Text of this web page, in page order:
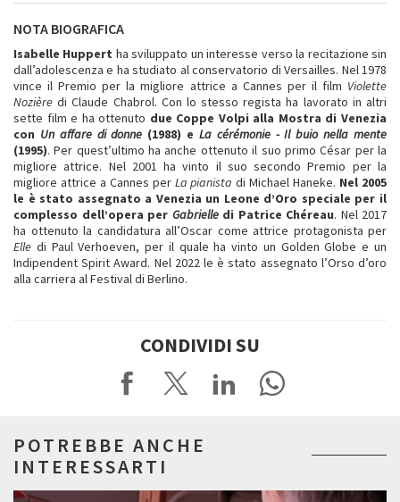
NOTA BIOGRAFICA
Isabelle Huppert ha sviluppato un interesse verso la recitazione sin
dall’adolescenza e ha studiato al conservatorio di Versailles. Nel 1978
vince il Premio per la migliore attrice a Cannes per il film Violette
Nozière di Claude Chabrol. Con lo stesso regista ha lavorato in altri
sette film e ha ottenuto due Coppe Volpi alla Mostra di Venezia
con Un affare di donne (1988) e La cérémonie - Il buio nella mente
(1995). Per quest’ultimo ha anche ottenuto il suo primo César per la
migliore attrice. Nel 2001 ha vinto il suo secondo Premio per la
migliore attrice a Cannes per La pianista di Michael Haneke. Nel 2005
le è stato assegnato a Venezia un Leone d’Oro speciale per il
complesso dell’opera per Gabrielledi Patrice Chéreau. Nel 2017
ha ottenuto la candidatura all’Oscar come attrice protagonista per
Elle di Paul Verhoeven, per il quale ha vinto un Golden Globe e un
Indipendent Spirit Award. Nel 2022 le è stato assegnato l’Orso d’oro
alla carriera al Festival di Berlino.
CONDIVIDI SU
POTREBBE ANCHE
INTERESSARTI